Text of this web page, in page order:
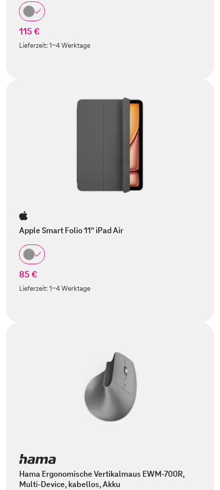
115 €
Lieferzeit:1-4 Werktage
Apple Smart Folio 11" iPad Air
85 €
Lieferzeit:1-4 Werktage
Hama Ergonomische Vertikalmaus EWM-700R,
Multi-Device, kabellos, Akku